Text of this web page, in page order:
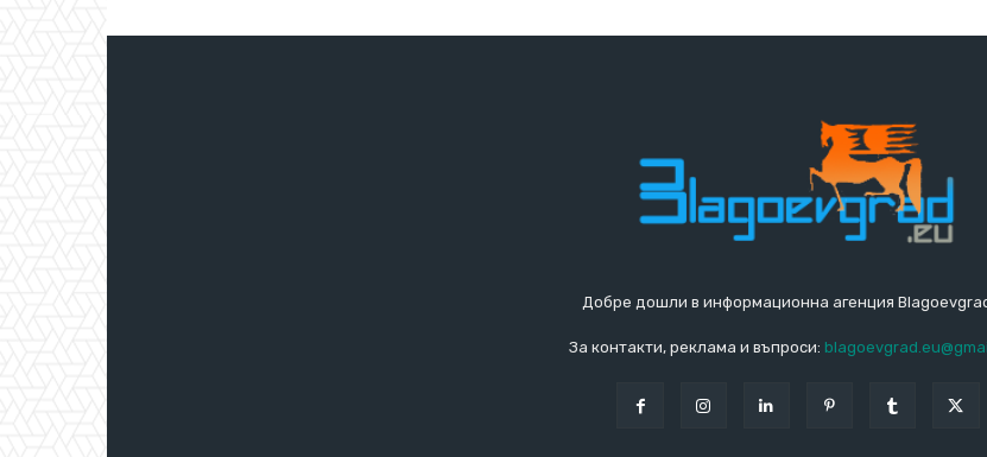
Добре дошли в информационна агенция
За контакти, реклама и въпроси: